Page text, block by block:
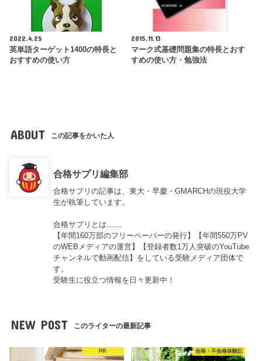
2022.4.25
英単語ターゲット1400の特長と
おすすめの使い方
2015.11.13
マーク式基礎問題集の特長とおす
すめの使い方・勉強法
ABOUT この記事をかいた人
合格サプリ編集部
合格サプリの記事は、東大・早慶・GMARCHの現役大学
生が執筆しています。
合格サプリとは……
【年間160万部のフリーペーパーの発行】【年間550万PV
のWEBメディアの運営】【登録者数1万人突破のYouTube
チャンネルで動画配信】をしている受験メディア団体で
す。
受験生に役立つ情報を日々更新中！
NEW POST このライターの最新記事
PR 合格・不合格体験記